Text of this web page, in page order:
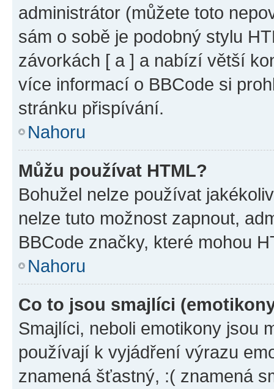
administrátor (můžete toto
sám o sobě je podobný stylu
závorkách [ a ] a nabízí větší
více informací o BBCode si
stránku přispívání.
Nahoru
Můžu používat HTML?
Bohužel nelze používat
nelze tuto možnost zapnout,
BBCode značky, které mohou
Nahoru
Co to jsou smajlíci
Smajlíci, neboli emotikony jsou
používají k vyjádření výrazu
znamená šťastný, :( znamená